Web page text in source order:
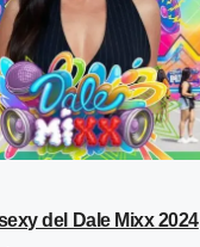
del Dale Mixx 2024